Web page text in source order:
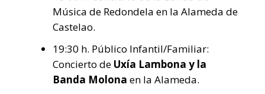
Música de Redondela en la Alameda de
Castelao.
19:30 h. Público Infantil/Familiar:
Concierto de Uxía Lambona y la
Banda Molona en la Alameda.